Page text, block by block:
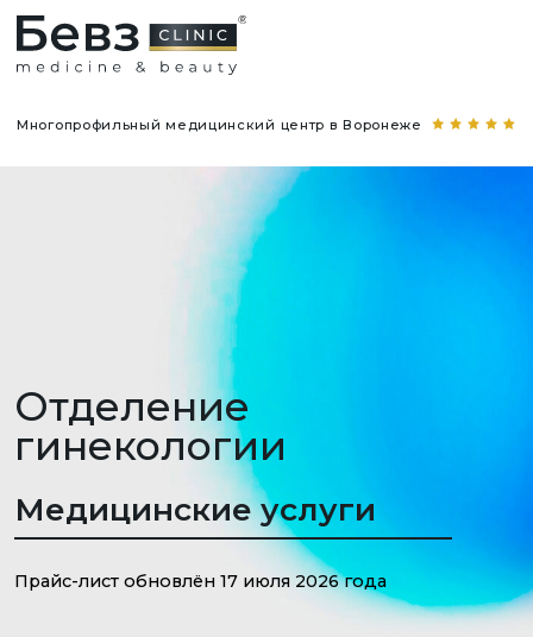
Прайс-лист обновлён 17 июля 2026 года
Медицинские услуги
гинекологии